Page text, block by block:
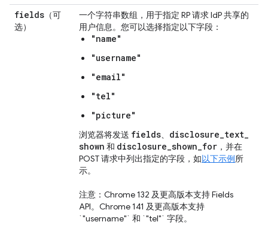
fields （可
选）
一个字符串数组，用于指定 RP 请求 IdP 共享的
用户信息。您可以选择指定以下字段：
"name"
"username"
"email"
"tel"
"picture"
浏览器将发送 fields、 disclosure_text_
shown 和 disclosure_shown_for ，并在
POST 请求中列出指定的字段，如以下示例所
示。
注意：Chrome 132 及更高版本支持 Fields
API。Chrome 141 及更高版本支持
`"username"` 和 `"tel"` 字段。